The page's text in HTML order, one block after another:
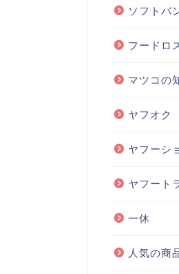
ソフトバ
フードロ
マツコの
ヤフオク
ヤフーシ
ヤフート
一休
人気の商